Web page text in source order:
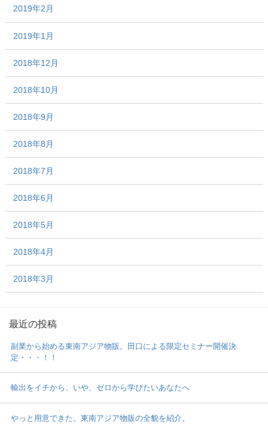
2019年2月
2019年1月
2018年12月
2018年10月
2018年9月
2018年8月
2018年7月
2018年6月
2018年5月
2018年4月
2018年3月
最近の投稿
副業から始める東南アジア物販。田口による限定セミナー開催決
定・・・！！
輸出をイチから、いや、ゼロから学びたいあなたへ
やっと用意できた。東南アジア物販の全貌を紹介。